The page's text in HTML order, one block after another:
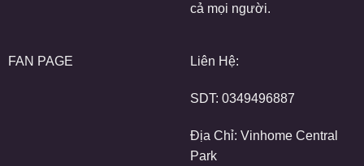
cả mọi người.
FAN PAGE Liên Hệ:
SDT: 0349496887
Địa Chỉ: Vinhome Central
Park